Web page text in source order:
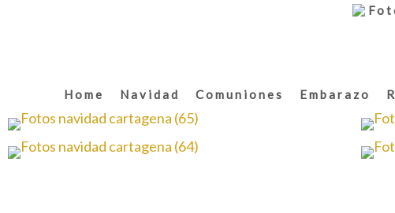
Home Navidad Comuniones Embarazo